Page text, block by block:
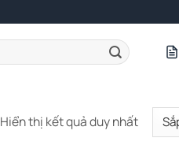
Hiển thị kết quả duy nhất